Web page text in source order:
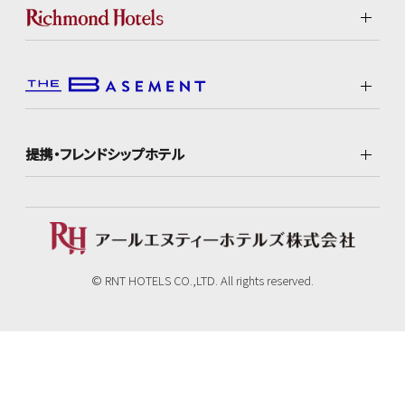
提携・フレンドシップホテル
© RNT HOTELS CO.,LTD. All rights reserved.